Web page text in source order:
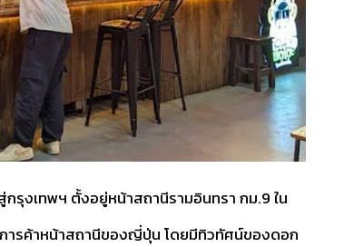
รุงเทพฯ ตั้งอยู่หน้าสถานีรามอินทรา กม.9 ใน
ารค้าหน้าสถานีของญี่ปุ่น โดยมีทิวทัศน์ของดอก